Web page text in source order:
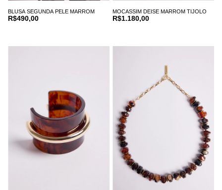
BLUSA SEGUNDA PELE MARROM
R$490,00
MOCASSIM DEISE MARROM TIJOLO
R$1.180,00